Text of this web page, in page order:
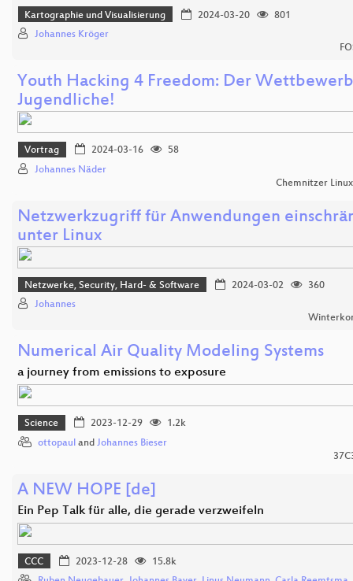
Kartographie und Visualisierung 2024-03-20
801
Johannes Kröger
Youth Hacking 4 Freedom: Der
Jugendliche!
Vortrag 2024-03-16
58
Johannes Näder
Chemnitzer
Netzwerkzugriff für Anwendungen
unter Linux
Netzwerke, Security, Hard- & Software 2024-03-02
360
Johannes
Numerical Air Quality Modeling Systems
a journey from emissions to exposure
Science 2023-12-29
1.2k
ottopaul and Johannes Bieser
A NEW HOPE [de]
Ein Pep Talk für alle, die gerade verzweifeln
CCC 2023-12-28
15.8k